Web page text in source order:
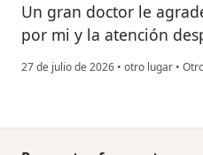
Un gran doctor le
por mi y la atención
27 de julio de 2026 • otro lugar •